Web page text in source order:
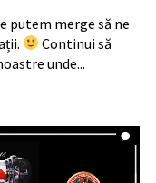
putem merge să ne
Continui să
unde...